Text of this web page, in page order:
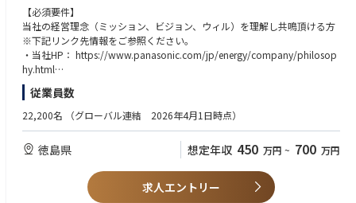
●職場の雰囲気
・技術部門の取り組める領域、貢献できる領域は幅広く、とりわけエナジ
ーソリューション事業部のセル技術部で経験できる範囲は非常に広いで
す。様々な領域に積極的にチャレンジ、経験し、自己成長できる環境があ
ります。
・課題に対しては、組織/チームとして対応することが多く、メンバー間
の連携を密に業務推進しています。
【製造技術課のミッション】
デジタル技術と要素技術開発の連携で、生産工程の安定化、品質改善、合
理化、生産性向上を推進するとともに、グローバルで標準化されたモノづ
くりを構築します。
【担当業務と役割】
徳島工場ではリチウムイオン電池の製造品質を定量的に把握し、品質の安
定化とモノづくりの標準化を進めています。
モノづくりのプラットフォーム化を図り、グローバルで同じ品質・モノづ
デリバリー力で顧客満足向上に繋げます。
設備から収取したデータの分析・活用による品質安定化、製造の標準化、
【必須要件】
当社の経営理念（ミッション、ビジョン、ウィル）を理解し共鳴頂ける方
※下記リンク先情報をご参照ください。
・当社HP： https://www.panasonic.com/jp/energy/company/philosop
hy.html
・採用HP： https://energy-sp.panasonic.com/jp/recruit/philosophy
・実務者としてデジタル化業務経験がある。
【歓迎】
・MESまたはSCADAを扱ったことがある。
・データ分析や統計の知識および業務経験がある。
・要件定義からシステム設計、開発ができる。
従業員数
22,200名 （グローバル連結 2026年4月1日時点）
徳島県 想定年収 450 万円 ~ 700 万円
求人エントリー